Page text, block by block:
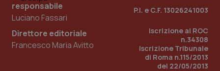
responsabile
Luciano Fassari
Direttore editoriale
Francesco Maria Avitto
P.I. e C.F. 13026241003
Iscrizione al ROC
n.34308
Iscrizione Tribunale
di Roma n.115/2013
del 22/05/2013
_ga_KM60CM4NPH